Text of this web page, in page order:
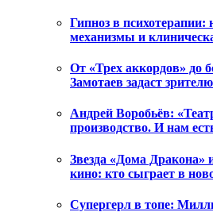
Гипноз в психотерапии:
механизмы и
От «Трех аккордов» до
Замотаев задаст
Андрей Воробьёв:
производство. И нам
Звезда «Дома Дракона»
кино: кто сыграет в
Супергерл в топе: